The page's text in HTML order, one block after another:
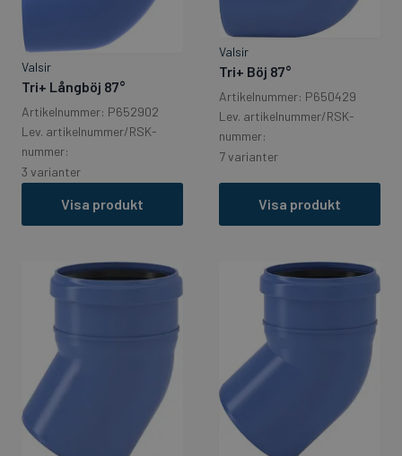
Valsir
Tri+ Långböj 87°
Artikelnummer: P652902
Lev. artikelnummer/RSK-
nummer:
3 varianter
Visa produkt
Valsir
Tri+ Böj 87°
Artikelnummer: P650429
Lev. artikelnummer/RSK-
nummer:
7 varianter
Visa produkt